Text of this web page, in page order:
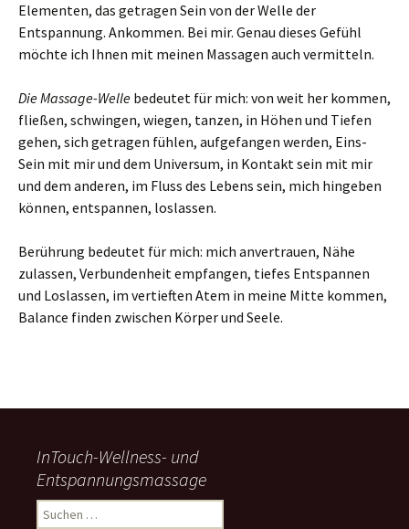
Elementen, das getragen Sein von der Welle der
Entspannung. Ankommen. Bei mir. Genau dieses Gefühl
möchte ich Ihnen mit meinen Massagen auch vermitteln.
Die Massage-Welle bedeutet für mich: von weit her kommen,
fließen, schwingen, wiegen, tanzen, in Höhen und Tiefen
gehen, sich getragen fühlen, aufgefangen werden, Eins-
Sein mit mir und dem Universum, in Kontakt sein mit mir
und dem anderen, im Fluss des Lebens sein, mich hingeben
können, entspannen, loslassen.
Berührung bedeutet für mich: mich anvertrauen, Nähe
zulassen, Verbundenheit empfangen, tiefes Entspannen
und Loslassen, im vertieften Atem in meine Mitte kommen,
Balance finden zwischen Körper und Seele.
InTouch-Wellness- und
Entspannungsmassage
Suchen